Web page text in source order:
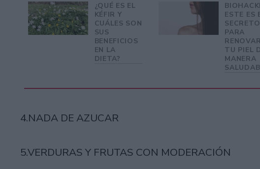
¿QUÉ ES EL
KÉFIR Y
CUÁLES SON
SUS
BENEFICIOS
EN LA
DIETA?
ESTE ES
SECRETO
PARA
RENOVAR
TU PIEL
MANERA
4.NADA DE AZUCAR
5.VERDURAS Y FRUTAS CON MODERACIÓN